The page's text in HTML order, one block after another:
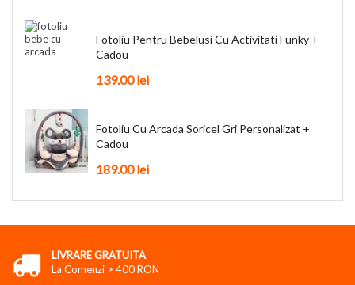
Fotoliu Pentru Bebelusi Cu Activitati Funky +
Cadou
139.00 lei
Fotoliu Cu Arcada Soricel Gri Personalizat +
Cadou
189.00 lei
LIVRARE GRATUITA
La Comenzi > 400 RON